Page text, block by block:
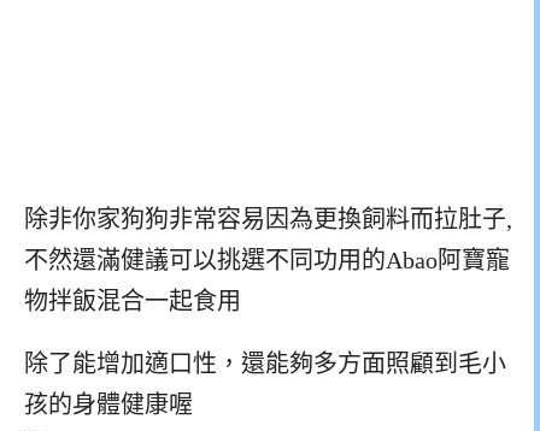
除非你家狗狗非常容易因為更換飼料而拉肚子,
不然還滿健議可以挑選不同功用的Abao阿寶寵
物拌飯混合一起食用
除了能增加適口性，還能夠多方面照顧到毛小
孩的身體健康喔